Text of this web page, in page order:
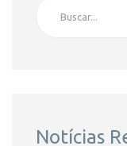
Notícias